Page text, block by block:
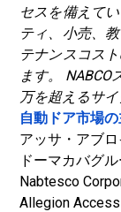
セスを備えて
ティ、小売、
テナンスコス
ます。
万を超えるサ
自動ドア市場
アッサ・アブロ
ドーマカバグ
Nabtesco
Allegion